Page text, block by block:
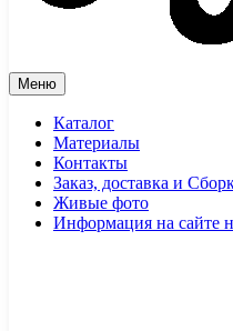
Меню
Каталог
Материалы
Контакты
Заказ, доставка и
Живые фото
Информация на сайте